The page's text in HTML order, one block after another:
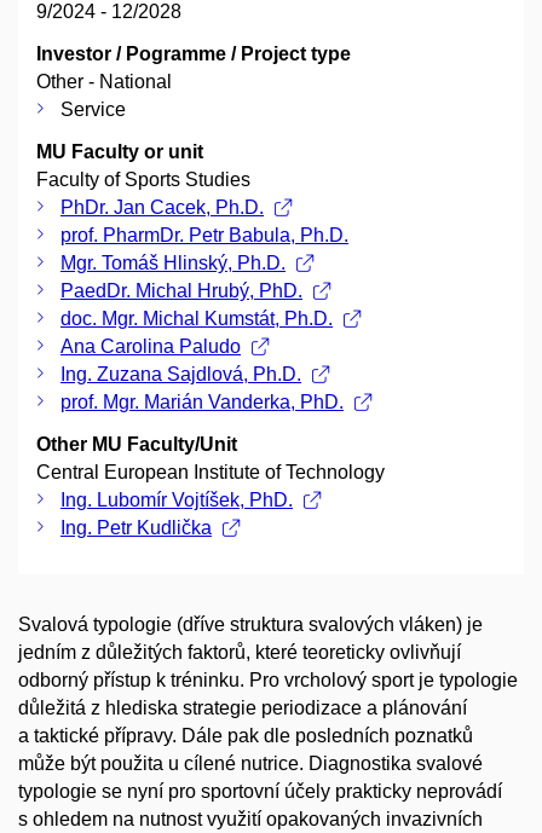
9/2024 - 12/2028
Investor / Pogramme / Project type
Other - National
Service
MU Faculty or unit
Faculty of Sports Studies
PhDr. Jan Cacek, Ph.D.
prof. PharmDr. Petr Babula, Ph.D.
Mgr. Tomáš Hlinský, Ph.D.
PaedDr. Michal Hrubý, PhD.
doc. Mgr. Michal Kumstát, Ph.D.
Ana Carolina Paludo
Ing. Zuzana Sajdlová, Ph.D.
prof. Mgr. Marián Vanderka, PhD.
Other MU Faculty/Unit
Central European Institute of Technology
Ing. Lubomír Vojtíšek, PhD.
Ing. Petr Kudlička
Svalová typologie (dříve struktura svalových vláken) je
jedním z důležitých faktorů, které teoreticky ovlivňují
odborný přístup k tréninku. Pro vrcholový sport je typologie
důležitá z hlediska strategie periodizace a plánování
a taktické přípravy. Dále pak dle posledních poznatků
může být použita u cílené nutrice. Diagnostika svalové
typologie se nyní pro sportovní účely prakticky neprovádí
s ohledem na nutnost využití opakovaných invazivních